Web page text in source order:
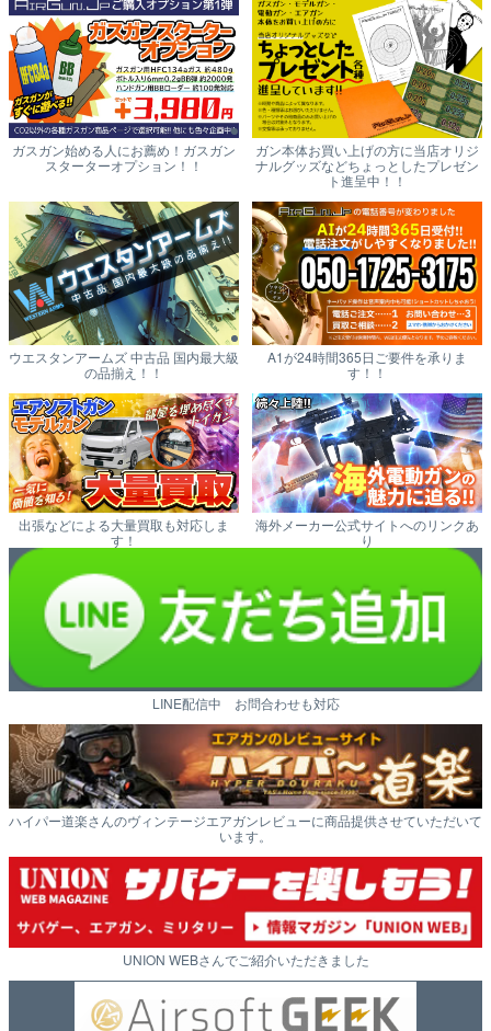
ガスガン始める人にお薦め！ガスガン
スターターオプション！！
ガン本体お買い上げの方に当店オリジ
ナルグッズなどちょっとしたプレゼン
ト進呈中！！
ウエスタンアームズ 中古品 国内最大級
の品揃え！！
A1が24時間365日ご要件を承りま
す！！
出張などによる大量買取も対応しま
す！
海外メーカー公式サイトへのリンクあ
り
LINE配信中 お問合わせも対応
ハイパー道楽さんのヴィンテージエアガンレビューに商品提供させていただいて
います。
UNION WEBさんでご紹介いただきました